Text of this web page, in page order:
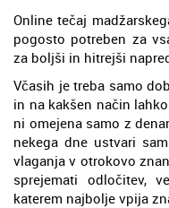
Online tečaj
pogosto potreben za
za boljši in hitrejši
Včasih je treba samo
in na kakšen način
ni omejena samo z
nekega dne ustvari
vlaganja v otrokovo
sprejemati odločitev,
katerem najbolje vpija